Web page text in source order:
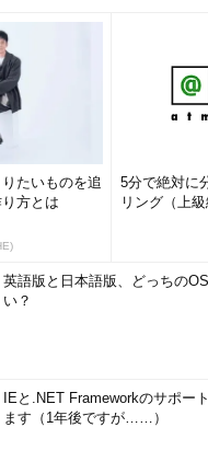
りたいものを追
方とは
5分で絶対に
リング（上
英語版と日本語版、どっちの
い？
IEと.NET Frameworkのサポー
ます（1年後ですが……）